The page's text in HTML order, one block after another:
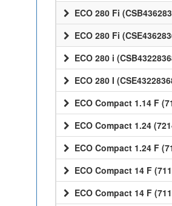
ECO 280 Fi
ECO 280 Fi
ECO 280 i
ECO 280 I
ECO Compact 1.14 F
ECO Compact 1.24
ECO Compact 1.24 F
ECO Compact 14 F
ECO Compact 14 F